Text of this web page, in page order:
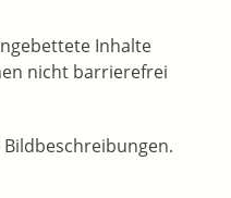
Inhalte
nicht barrierefrei